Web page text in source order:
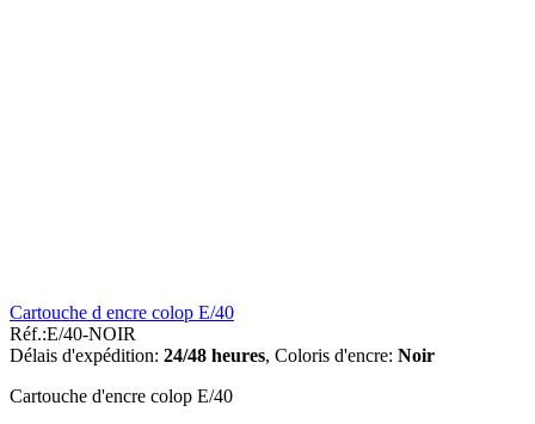
Cartouche d encre colop E/40
Réf.:E/40-NOIR
Délais d'expédition: 24/48 heures, Coloris d'encre: Noir
Cartouche d'encre colop E/40